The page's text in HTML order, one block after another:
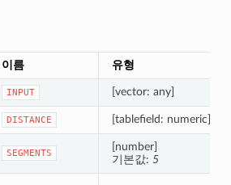
이름 유형
INPUT [vector: any]
DISTANCE [tablefield: numeric]
SEGMENTS
[number]
기본값: 5